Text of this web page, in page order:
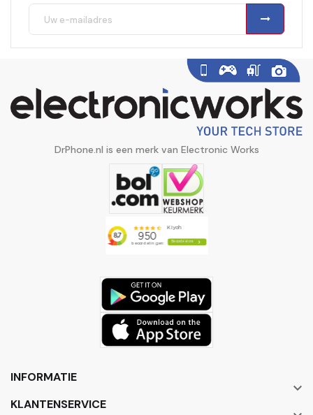
DrPhone.nl is een merk van Electronic Works
INFORMATIE

KLANTENSERVICE